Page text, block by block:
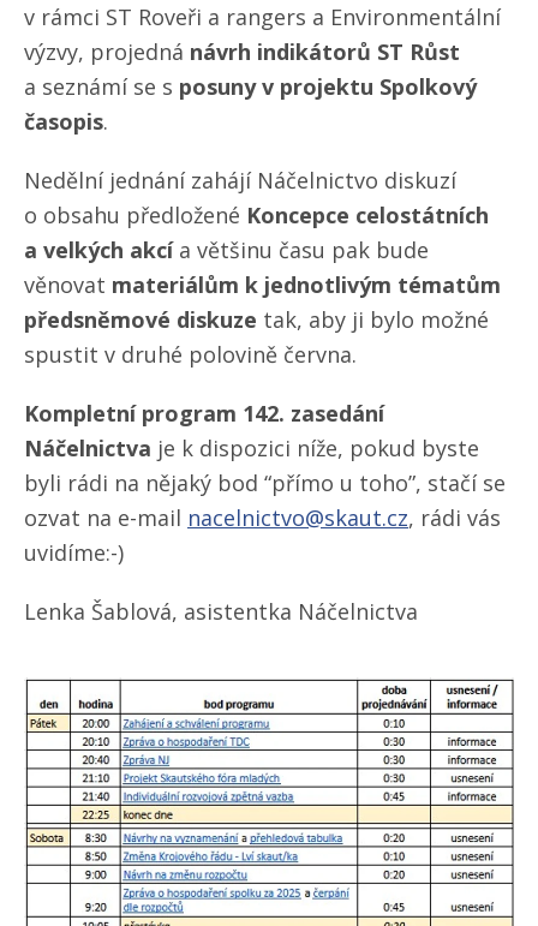
v rámci ST Roveři a rangers a Environmentální
výzvy, projedná návrh indikátorů ST Růst
a seznámí se s posuny v projektu Spolkový
časopis.
Nedělní jednání zahájí Náčelnictvo diskuzí
o obsahu předložené Koncepce celostátních
a velkých akcía většinu času pak bude
věnovat materiálům k jednotlivým tématům
předsněmové diskuze tak, aby ji bylo možné
spustit v druhé polovině června.
Kompletní program 142. zasedání
Náčelnictva je k dispozici níže, pokud byste
byli rádi na nějaký bod “přímo u toho”, stačí se
ozvat na e-mail nacelnictvo@skaut.cz, rádi vás
uvidíme:-)
Lenka Šablová, asistentka Náčelnictva